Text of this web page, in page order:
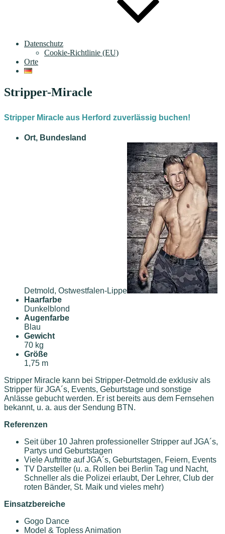
Datenschutz
Cookie-Richtlinie (EU)
Orte
Stripper-Miracle
Stripper Miracle aus Herford zuverlässig buchen!
Ort, Bundesland
Detmold, Ostwestfalen-Lippe
Haarfarbe
Dunkelblond
Augenfarbe
Blau
Gewicht
70 kg
Größe
1,75 m
Stripper Miracle kann bei Stripper-Detmold.de exklusiv als
Stripper für JGA´s, Events, Geburtstage und sonstige
Anlässe gebucht werden. Er ist bereits aus dem Fernsehen
bekannt, u. a. aus der Sendung BTN.
Referenzen
Seit über 10 Jahren professioneller Stripper auf JGA´s,
Partys und Geburtstagen
Viele Auftritte auf JGA´s, Geburtstagen, Feiern, Events
TV Darsteller (u. a. Rollen bei Berlin Tag und Nacht,
Schneller als die Polizei erlaubt, Der Lehrer, Club der
roten Bänder, St. Maik und vieles mehr)
Einsatzbereiche
Gogo Dance
Model & Topless Animation